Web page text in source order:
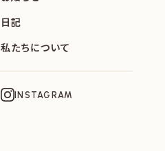
日記
私たちについて
INSTAGRAM